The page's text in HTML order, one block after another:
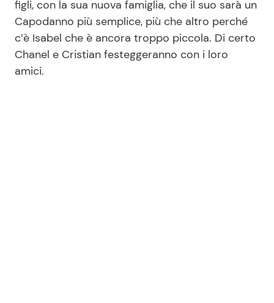
figli, con la sua nuova famiglia, che il suo sarà un
Capodanno più semplice, più che altro perché
c’è Isabel che è ancora troppo piccola. Di certo
Chanel e Cristian festeggeranno con i loro
amici.